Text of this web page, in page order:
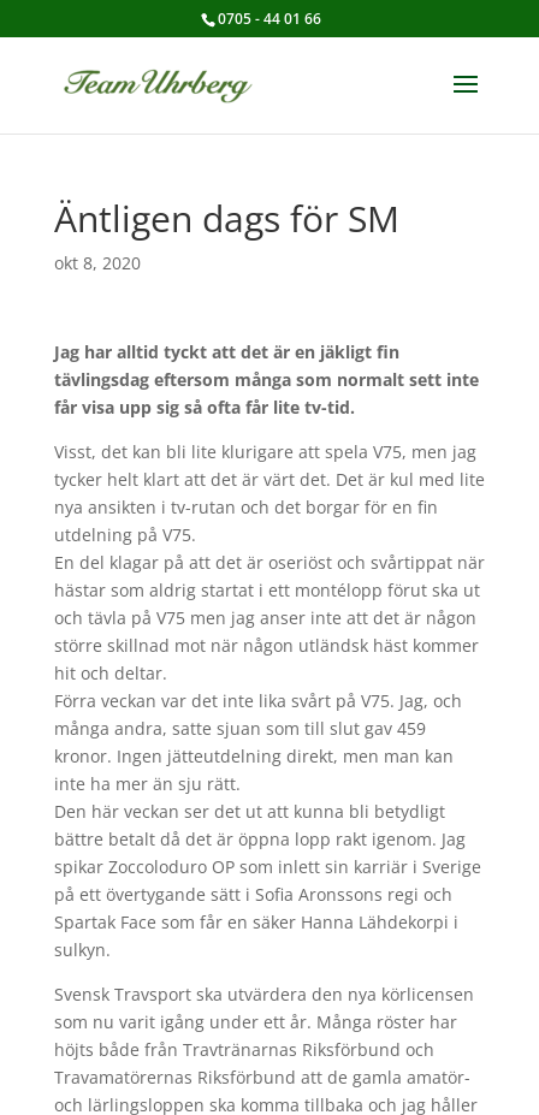
0705 - 44 01 66
Äntligen dags för SM
okt 8, 2020
Jag har alltid tyckt att det är en jäkligt fin
tävlingsdag eftersom många som normalt sett inte
får visa upp sig så ofta får lite tv-tid.
Visst, det kan bli lite klurigare att spela V75, men jag
tycker helt klart att det är värt det. Det är kul med lite
nya ansikten i tv-rutan och det borgar för en fin
utdelning på V75.
En del klagar på att det är oseriöst och svårtippat när
hästar som aldrig startat i ett montélopp förut ska ut
och tävla på V75 men jag anser inte att det är någon
större skillnad mot när någon utländsk häst kommer
hit och deltar.
Förra veckan var det inte lika svårt på V75. Jag, och
många andra, satte sjuan som till slut gav 459
kronor. Ingen jätteutdelning direkt, men man kan
inte ha mer än sju rätt.
Den här veckan ser det ut att kunna bli betydligt
bättre betalt då det är öppna lopp rakt igenom. Jag
spikar Zoccoloduro OP som inlett sin karriär i Sverige
på ett övertygande sätt i Sofia Aronssons regi och
Spartak Face som får en säker Hanna Lähdekorpi i
sulkyn.
Svensk Travsport ska utvärdera den nya körlicensen
som nu varit igång under ett år. Många röster har
höjts både från Travtränarnas Riksförbund och
Travamatörernas Riksförbund att de gamla amatör-
och lärlingsloppen ska komma tillbaka och jag håller